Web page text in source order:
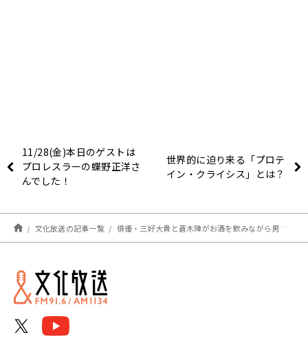
11/28(金)本日のゲストは
プロレスラーの蝶野正洋さ
んでした！
世界的に迫り来る「プロテ
イン・クライシス」とは？
文化放送の記事一覧 俳優・三好大貴と蒼木陣がお酒を飲みながら男子会！ QloveR配信番組「三好大貴のラジオ『3TUNES』」がニコニコチャンネル番組「にゃん陣」との初コラボ生配信！ 12月20日(土)午後8時00分から